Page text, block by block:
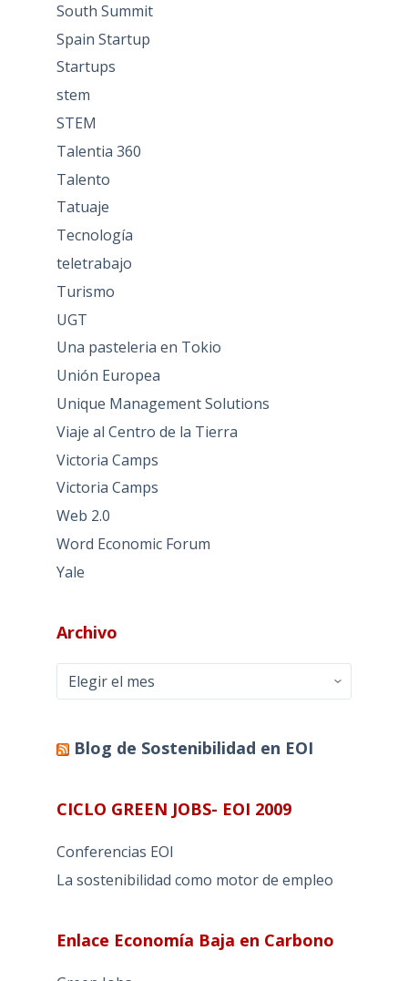
South Summit
Spain Startup
Startups
stem
STEM
Talentia 360
Talento
Tatuaje
Tecnología
teletrabajo
Turismo
UGT
Una pasteleria en Tokio
Unión Europea
Unique Management Solutions
Viaje al Centro de la Tierra
Victoria Camps
Victoria Camps
Web 2.0
Word Economic Forum
Yale
Archivo
Archivo
Blog de Sostenibilidad en EOI
CICLO GREEN JOBS- EOI 2009
Conferencias EOI
La sostenibilidad como motor de empleo
Enlace Economía Baja en Carbono